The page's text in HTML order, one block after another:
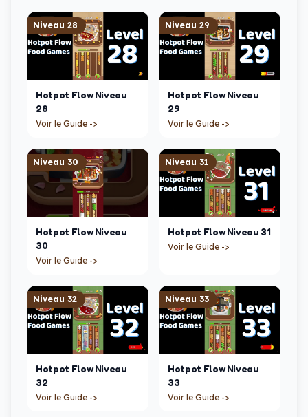
Niveau 28
Hotpot Flow Niveau
28
Voir le Guide ->
Niveau 29
Hotpot Flow Niveau
29
Voir le Guide ->
Niveau 30
Hotpot Flow Niveau
30
Voir le Guide ->
Niveau 31
Hotpot Flow Niveau 31
Voir le Guide ->
Niveau 32
Hotpot Flow Niveau
32
Voir le Guide ->
Niveau 33
Hotpot Flow Niveau
33
Voir le Guide ->